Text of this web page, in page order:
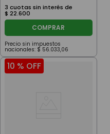
3 cuotas sin interés de
$ 22.600
COMPRAR
Precio sin impuestos
nacionales: $ 56.033,06
10 % OFF